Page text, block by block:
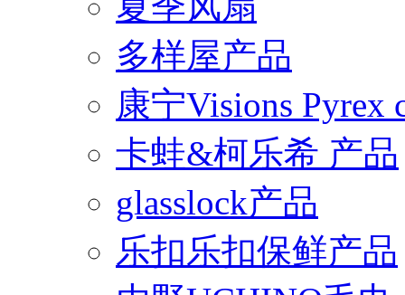
多样屋产品
康宁Visions Pyrex
卡蛙&柯乐希 产品
glasslock产品
乐扣乐扣保鲜产品